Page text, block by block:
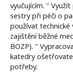
vyučujícím. "
sestry při péči o
používat
zajištění běžné
BOZP). "
katedry
potřeby.